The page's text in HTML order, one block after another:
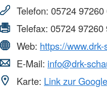
Telefon: 05724 97260
Telefax: 05724 97260
Web: https://
E-Mail: info@drk-
Karte: Link zur